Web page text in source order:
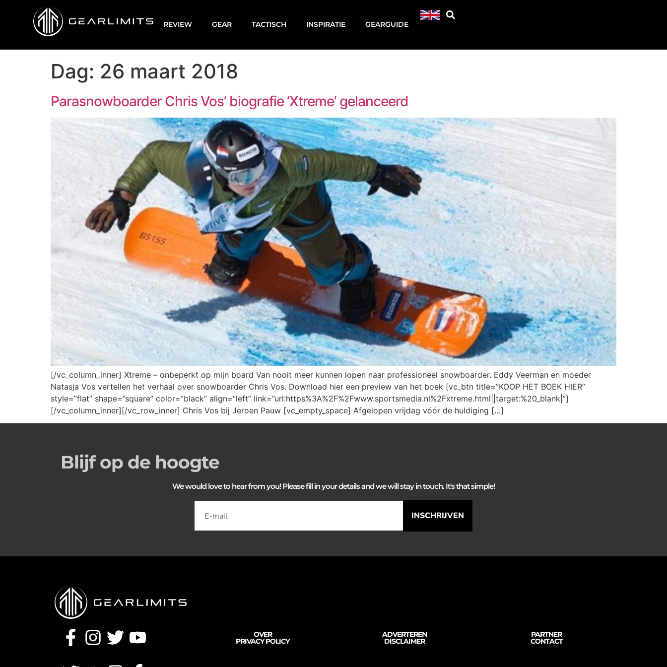
REVIEW GEAR TACTISCH INSPIRATIE GEARGUIDE
Dag: 26 maart 2018
Parasnowboarder Chris Vos’ biografie ‘Xtreme’ gelanceerd
[/vc_column_inner] Xtreme – onbeperkt op mijn board Van nooit meer kunnen lopen naar professioneel snowboarder. Eddy Veerman en moeder
Natasja Vos vertellen het verhaal over snowboarder Chris Vos. Download hier een preview van het boek [vc_btn title=”KOOP HET BOEK HIER”
style=”flat” shape=”square” color=”black” align=”left” link=”url:https%3A%2F%2Fwww.sportsmedia.nl%2Fxtreme.html||target:%20_blank|”]
[/vc_column_inner][/vc_row_inner] Chris Vos bij Jeroen Pauw [vc_empty_space] Afgelopen vrijdag vóór de huldiging […]
Blijf op de hoogte
We would love to hear from you! Please fill in your details and we will stay in touch. It's that simple!
INSCHRIJVEN
OVER
PRIVACY POLICY
ADVERTEREN
DISCLAIMER
PARTNER
CONTACT